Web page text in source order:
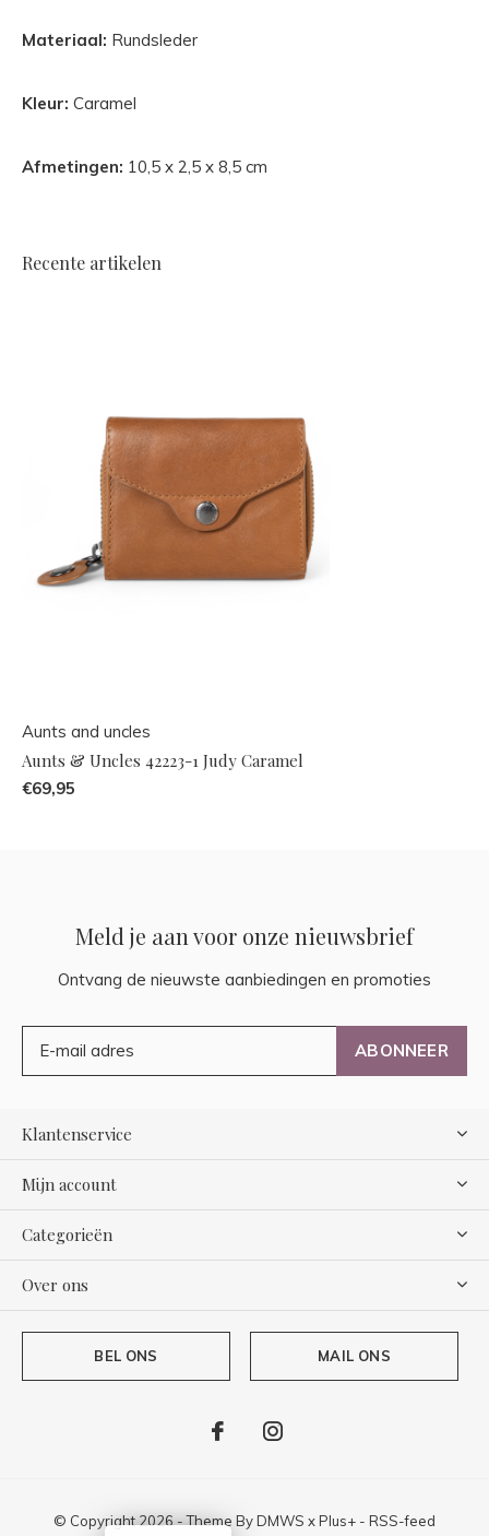
Materiaal: Rundsleder
Kleur: Caramel
Afmetingen: 10,5 x 2,5 x 8,5 cm
Recente artikelen
Aunts and uncles
Aunts & Uncles 42223-1 Judy Caramel
€69,95
Meld je aan voor onze nieuwsbrief
Ontvang de nieuwste aanbiedingen en promoties
ABONNEER
Klantenservice
Mijn account
Categorieën
Over ons
BEL ONS MAIL ONS
© Copyright 2026 - Theme ByDMWS xPlus+ - RSS-feed